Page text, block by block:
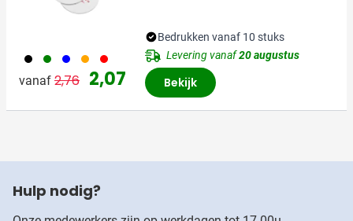
001 004 005 007 008
vanaf Normale prijs
2,76 Speciale prijs
2,07
Bedrukken vanaf 10 stuks
Levering vanaf20 augustus
Bekijk
Hulp nodig?